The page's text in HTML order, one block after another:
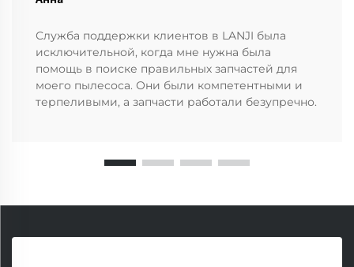
Служба поддержки клиентов в LANJI была
исключительной, когда мне нужна была
помощь в поиске правильных запчастей для
моего пылесоса. Они были компетентными и
терпеливыми, а запчасти работали безупречно.